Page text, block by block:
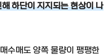
하단이 지지되는 현상이 나
수매도 양쪽 물량이 팽팽한